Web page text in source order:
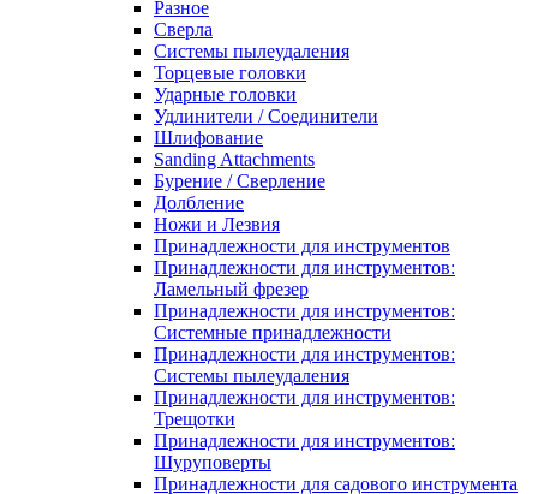
Разное
Сверла
Системы пылеудаления
Торцевые головки
Ударные головки
Удлинители / Соединители
Шлифование
Sanding Attachments
Бурение / Сверление
Долбление
Ножи и Лезвия
Принадлежности для инструментов
Принадлежности для инструментов:
Ламельный фрезер
Принадлежности для инструментов:
Системные принадлежности
Принадлежности для инструментов:
Системы пылеудаления
Принадлежности для инструментов:
Трещотки
Принадлежности для инструментов:
Шуруповерты
Принадлежности для садового инструмента